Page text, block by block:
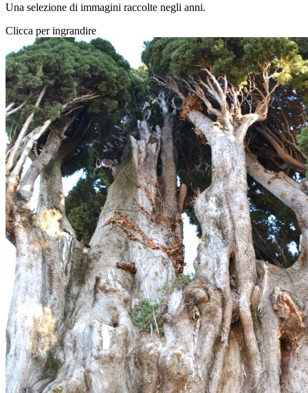
Una selezione di immagini raccolte negli anni.
Clicca per ingrandire